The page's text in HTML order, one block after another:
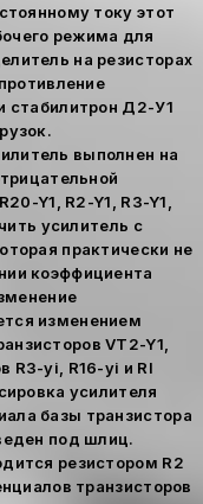
току этот
режима для
на резисторах
стабилитрон Д2-У1
выполнен на
Y1, R2-Y1, R3-Y1,
усилитель с
практически не
коэффициента
изменением
VT2-Y1,
R3-yi, R16-yi и Rl
усилителя
базы транзистора
под шлиц.
резистором R2
транзисторов